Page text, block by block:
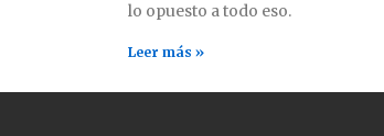
lo opuesto a todo eso.
Leer más »